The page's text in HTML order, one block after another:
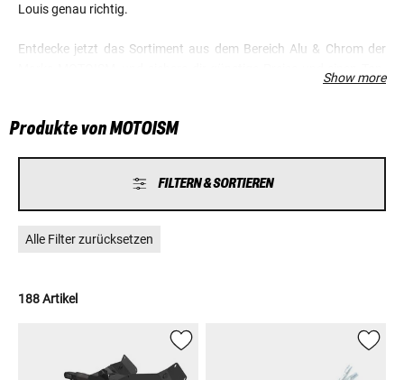
Louis genau richtig.
Entdecke jetzt das Sortiment aus dem Bereich Alu & Chrom der
Show more
Produkte von MOTOISM
FILTERN & SORTIEREN
Alle Filter zurücksetzen
188 Artikel